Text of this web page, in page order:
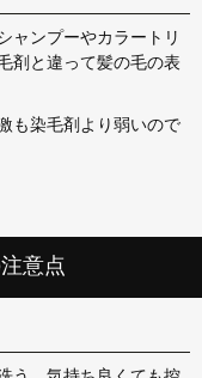
ャンプーやカラートリ
剤と違って髪の毛の表
も染毛剤より弱いので
意点